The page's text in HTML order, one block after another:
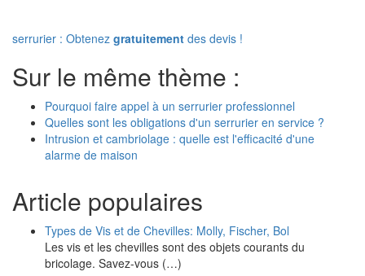
serrurier : Obtenez gratuitement des devis !
Sur le même thème :
Pourquoi faire appel à un serrurier professionnel
Quelles sont les obligations d'un serrurier en service ?
Intrusion et cambriolage : quelle est l'efficacité d'une
alarme de maison
Article populaires
Types de Vis et de Chevilles: Molly, Fischer, Bol
Les vis et les chevilles sont des objets courants du
bricolage. Savez-vous (…)